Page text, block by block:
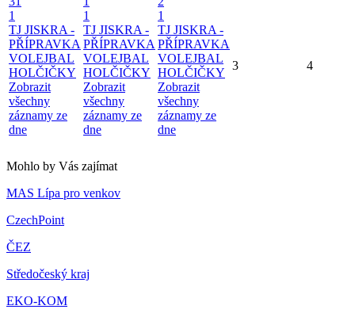
1
TJ JISKRA -
PŘÍPRAVKA
VOLEJBAL
HOLČIČKY
Zobrazit
všechny
záznamy ze
dne
1
TJ JISKRA -
PŘÍPRAVKA
VOLEJBAL
HOLČIČKY
Zobrazit
všechny
záznamy ze
dne
1
TJ JISKRA -
PŘÍPRAVKA
VOLEJBAL
HOLČIČKY
Zobrazit
všechny
záznamy ze
dne
3 4
Mohlo by Vás zajímat
MAS Lípa pro venkov
CzechPoint
ČEZ
Středočeský kraj
EKO-KOM